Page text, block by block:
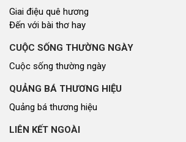
Giai điệu quê hương
Đến với bài thơ hay
CUỘC SỐNG THƯỜNG NGÀY
Cuộc sống thường ngày
QUẢNG BÁ THƯƠNG HIỆU
Quảng bá thương hiệu
LIÊN KẾT NGOÀI